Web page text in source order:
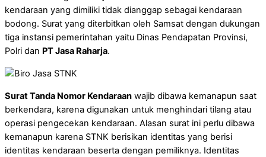
kendaraan yang dimiliki tidak dianggap sebagai kendaraan
bodong. Surat yang diterbitkan oleh Samsat dengan dukungan
tiga instansi pemerintahan yaitu Dinas Pendapatan Provinsi,
Polri dan PT Jasa Raharja.
Surat Tanda Nomor Kendaraan wajib dibawa kemanapun saat
berkendara, karena digunakan untuk menghindari tilang atau
operasi pengecekan kendaraan. Alasan surat ini perlu dibawa
kemanapun karena STNK berisikan identitas yang berisi
identitas kendaraan beserta dengan pemiliknya. Identitas